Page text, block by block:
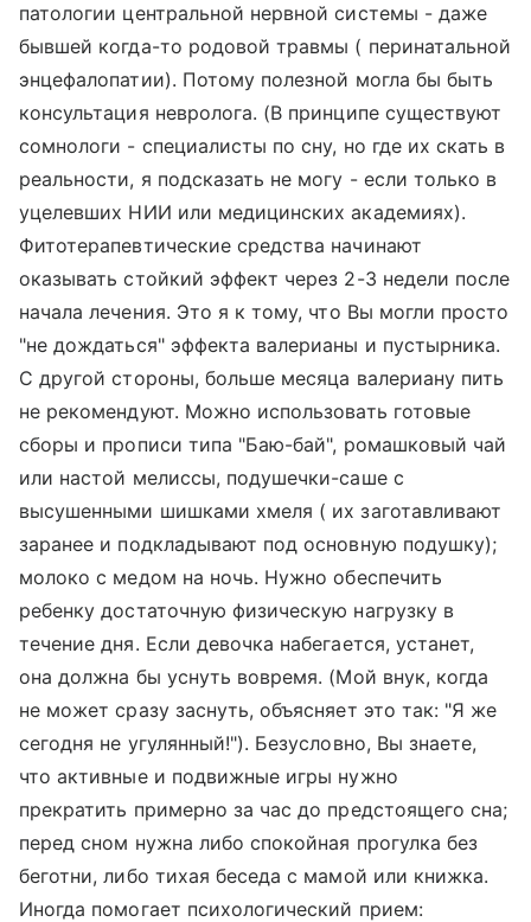
патологии центральной нервной системы - даже
бывшей когда-то родовой травмы ( перинатальной
энцефалопатии). Потому полезной могла бы быть
консультация невролога. (В принципе существуют
сомнологи - специалисты по сну, но где их скать в
реальности, я подсказать не могу - если только в
уцелевших НИИ или медицинских академиях).
Фитотерапевтические средства начинают
оказывать стойкий эффект через 2-3 недели после
начала лечения. Это я к тому, что Вы могли просто
"не дождаться" эффекта валерианы и пустырника.
С другой стороны, больше месяца валериану пить
не рекомендуют. Можно использовать готовые
сборы и прописи типа "Баю-бай", ромашковый чай
или настой мелиссы, подушечки-саше с
высушенными шишками хмеля ( их заготавливают
заранее и подкладывают под основную подушку);
молоко с медом на ночь. Нужно обеспечить
ребенку достаточную физическую нагрузку в
течение дня. Если девочка набегается, устанет,
она должна бы уснуть вовремя. (Мой внук, когда
не может сразу заснуть, объясняет это так: "Я же
сегодня не угулянный!"). Безусловно, Вы знаете,
что активные и подвижные игры нужно
прекратить примерно за час до предстоящего сна;
перед сном нужна либо спокойная прогулка без
беготни, либо тихая беседа с мамой или книжка.
Иногда помогает психологический прием: